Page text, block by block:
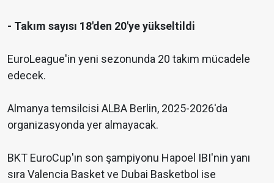
- Takım sayısı 18'den 20'ye yükseltildi
EuroLeague'in yeni sezonunda 20 takım mücadele
edecek.
Almanya temsilcisi ALBA Berlin, 2025-2026'da
organizasyonda yer almayacak.
BKT EuroCup'ın son şampiyonu Hapoel IBI'nin yanı
sıra Valencia Basket ve Dubai Basketbol ise